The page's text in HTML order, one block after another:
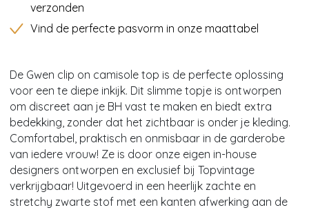
verzonden
Vind de perfecte pasvorm in onze maattabel
De Gwen clip on camisole top is de perfecte oplossing
voor een te diepe inkijk. Dit slimme topje is ontworpen
om discreet aan je BH vast te maken en biedt extra
bedekking, zonder dat het zichtbaar is onder je kleding.
Comfortabel, praktisch en onmisbaar in de garderobe
van iedere vrouw! Ze is door onze eigen in-house
designers ontworpen en exclusief bij Topvintage
verkrijgbaar! Uitgevoerd in een heerlijk zachte en
stretchy zwarte stof met een kanten afwerking aan de